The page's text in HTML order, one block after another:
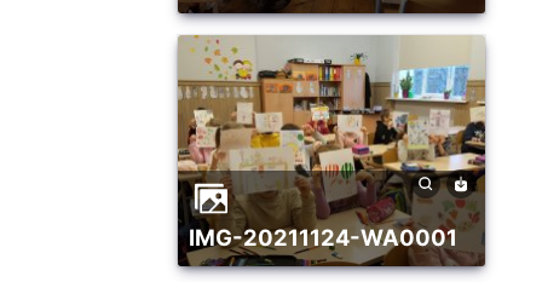
IMG-20211124-WA0001